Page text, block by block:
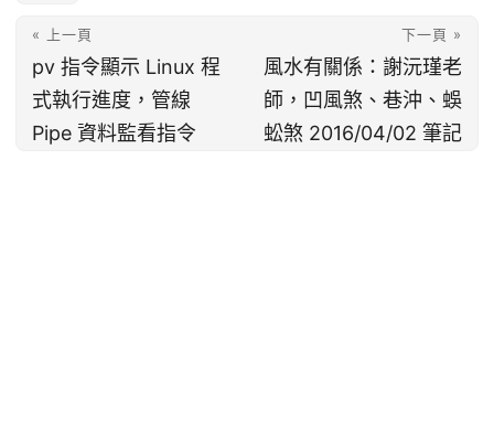
« 上一頁
pv 指令顯示 Linux 程
式執行進度，管線
Pipe 資料監看指令
下一頁 »
風水有關係：謝沅瑾老
師，凹風煞、巷沖、蜈
蚣煞 2016/04/02 筆記